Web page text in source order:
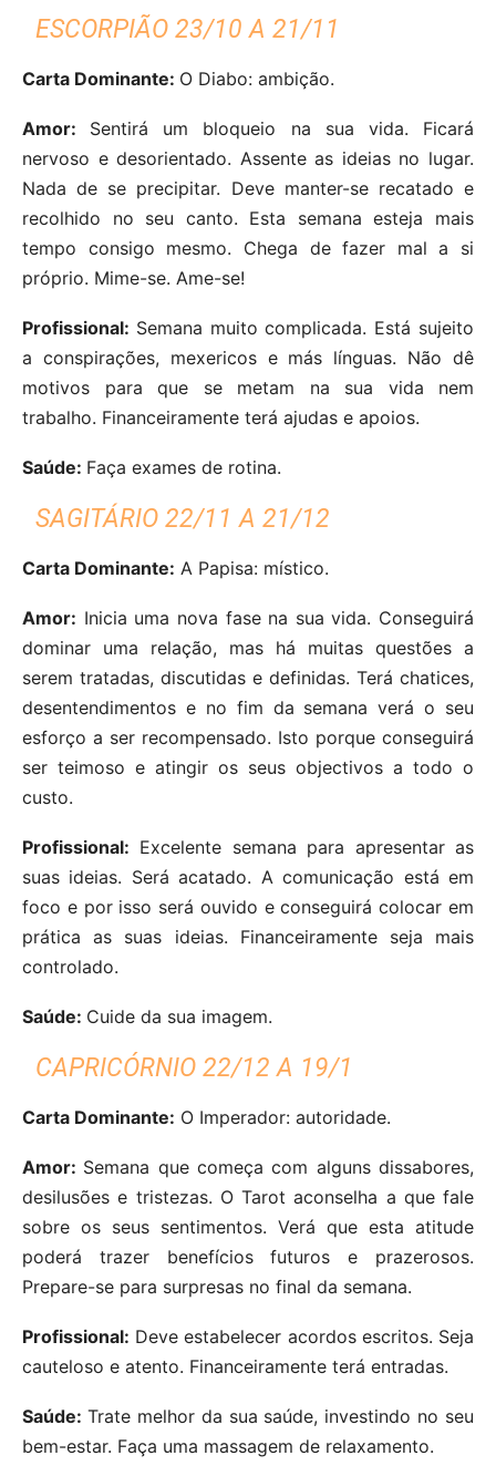
ESCORPIÃO 23/10 A 21/11
Carta Dominante: O Diabo: ambição.
Amor: Sentirá um bloqueio na sua vida. Ficará
nervoso e desorientado. Assente as ideias no lugar.
Nada de se precipitar. Deve manter-se recatado e
recolhido no seu canto. Esta semana esteja mais
tempo consigo mesmo. Chega de fazer mal a si
próprio. Mime-se. Ame-se!
Profissional: Semana muito complicada. Está sujeito
a conspirações, mexericos e más línguas. Não dê
motivos para que se metam na sua vida nem
trabalho. Financeiramente terá ajudas e apoios.
Saúde: Faça exames de rotina.
SAGITÁRIO 22/11 A 21/12
Carta Dominante: A Papisa: místico.
Amor: Inicia uma nova fase na sua vida. Conseguirá
dominar uma relação, mas há muitas questões a
serem tratadas, discutidas e definidas. Terá chatices,
desentendimentos e no fim da semana verá o seu
esforço a ser recompensado. Isto porque conseguirá
ser teimoso e atingir os seus objectivos a todo o
custo.
Profissional: Excelente semana para apresentar as
suas ideias. Será acatado. A comunicação está em
foco e por isso será ouvido e conseguirá colocar em
prática as suas ideias. Financeiramente seja mais
controlado.
Saúde: Cuide da sua imagem.
CAPRICÓRNIO 22/12 A 19/1
Carta Dominante: O Imperador: autoridade.
Amor: Semana que começa com alguns dissabores,
desilusões e tristezas. O Tarot aconselha a que fale
sobre os seus sentimentos. Verá que esta atitude
poderá trazer benefícios futuros e prazerosos.
Prepare-se para surpresas no final da semana.
Profissional: Deve estabelecer acordos escritos. Seja
cauteloso e atento. Financeiramente terá entradas.
Saúde: Trate melhor da sua saúde, investindo no seu
bem-estar. Faça uma massagem de relaxamento.